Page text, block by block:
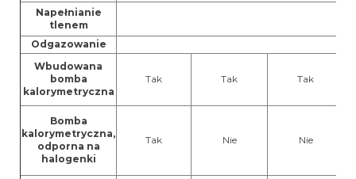
Napełnianie
tlenem
Odgazowanie
Wbudowana
bomba
kalorymetryczna
Tak Tak Tak
Bomba
kalorymetryczna,
odporna na
halogenki
Tak Nie Nie